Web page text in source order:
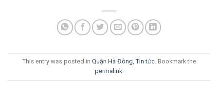
This entry was posted in Quận Hà Đông, Tin tức. Bookmark the
permalink.